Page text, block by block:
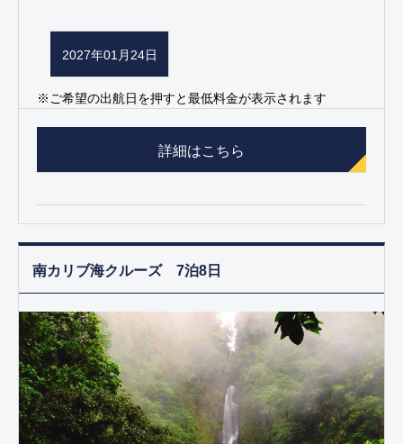
2027年01月24日
※ご希望の出航日を押すと最低料金が表示されます
詳細はこちら
南カリブ海クルーズ 7泊8日